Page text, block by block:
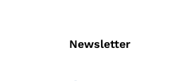
Newsletter